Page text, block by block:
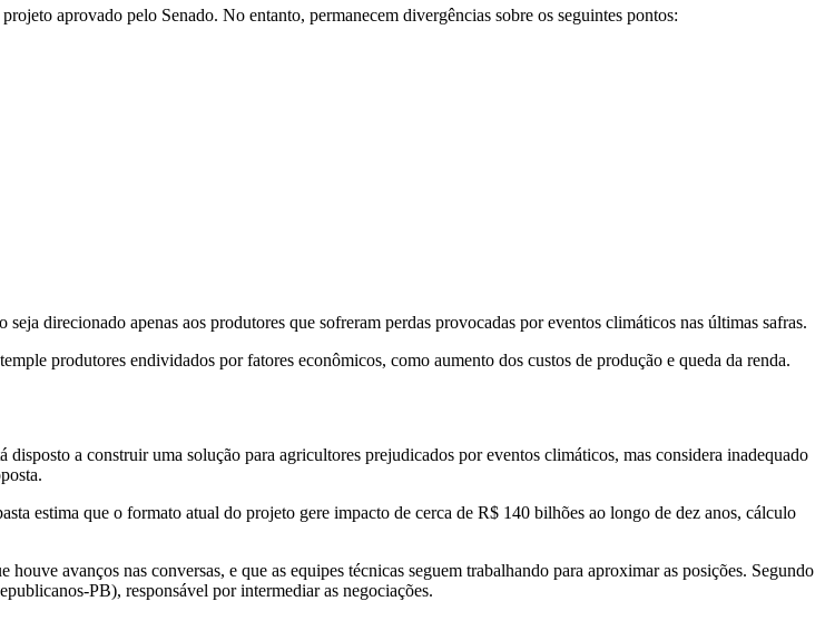
aprovado pelo Senado. No entanto, permanecem divergências sobre os seguintes pontos:
direcionado apenas aos produtores que sofreram perdas provocadas por eventos climáticos nas últimas safras.
produtores endividados por fatores econômicos, como aumento dos custos de produção e queda da renda.
a construir uma solução para agricultores prejudicados por eventos climáticos, mas considera inadequado
estima que o formato atual do projeto gere impacto de cerca de R$ 140 bilhões ao longo de dez anos, cálculo
avanços nas conversas, e que as equipes técnicas seguem trabalhando para aproximar as posições. Segundo
PB), responsável por intermediar as negociações.